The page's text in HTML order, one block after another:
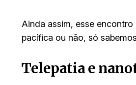
Ainda assim, esse
pacífica ou não, só
Telepatia e